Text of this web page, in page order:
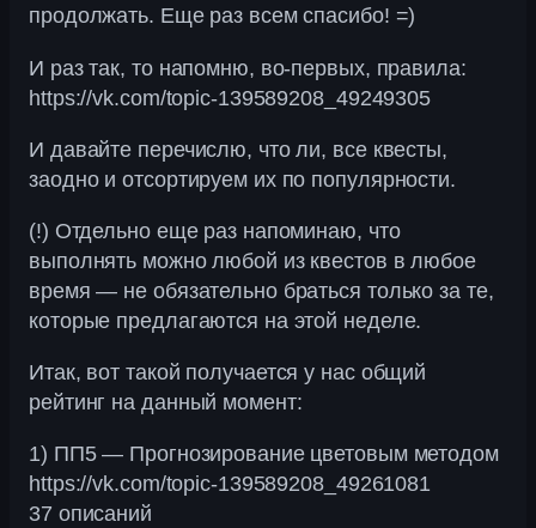
продолжать. Еще раз всем спасибо! =)
И раз так, то напомню, во-первых, правила:
https://vk.com/topic-139589208_49249305
И давайте перечислю, что ли, все квесты,
заодно и отсортируем их по популярности.
(!) Отдельно еще раз напоминаю, что
выполнять можно любой из квестов в любое
время — не обязательно браться только за те,
которые предлагаются на этой неделе.
Итак, вот такой получается у нас общий
рейтинг на данный момент:
1) ПП5 — Прогнозирование цветовым методом
https://vk.com/topic-139589208_49261081
37 описаний